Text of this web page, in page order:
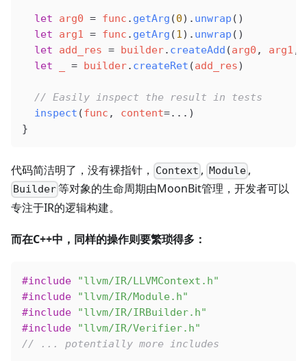
  let
arg0 = func . getArg (0). unwrap ()
  let
arg1 = func . getArg (1). unwrap ()
  let
add_res = builder. createAdd (arg0 , arg1 ,
  let
= builder. createRet (add_res)
  // Easily inspect the result in tests
  inspect
(func , content=...)
}
代码简洁明了，没有裸指针， Context , Module,
Builder等对象的生命周期由MoonBit管理，开发者可以
专注于IR的逻辑构建。
而在C++中，同样的操作则要繁琐得多：
#include "llvm/IR/LLVMContext.h"
#include "llvm/IR/Module.h"
#include "llvm/IR/IRBuilder.h"
#include "llvm/IR/Verifier.h"
// ... potentially more includes